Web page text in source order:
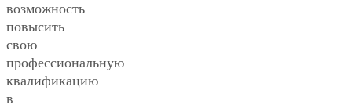
возможность
повысить
свою
профессиональную
квалификацию
в